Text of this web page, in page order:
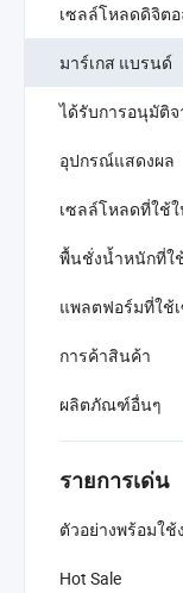
เซลล์โหลดดิจิต
มาร์เกส แบรนด์
ได้รับการอนุมัติจ
อุปกรณ์แสดงผล
เซลล์โหลดที่ใช้
พื้นชั่งน้ำหนักที่ใ
แพลตฟอร์มที่ใช้
การค้าสินค้า
ผลิตภัณฑ์อื่นๆ
รายการเด่น
ตัวอย่างพร้อมใช้
Hot Sale